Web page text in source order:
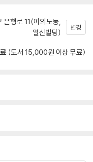
은행로 11(여의도동,
일신빌딩)
변경
(도서 15,000원 이상 무료)